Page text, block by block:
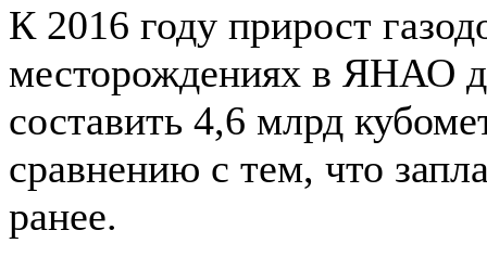
К 2016 году прирост
месторождениях в ЯНАО
составить 4,6 млрд
сравнению с тем, что
ранее.